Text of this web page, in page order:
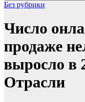
Без рубрики
Число
продаже
выросло в
Отрасли